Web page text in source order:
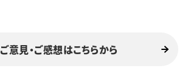
ご意見・ご感想はこちらから